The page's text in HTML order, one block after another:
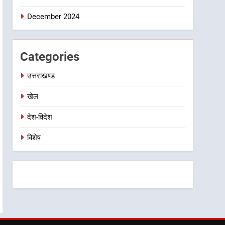
December 2024
Categories
उत्तराखण्ड
खेल
देश-विदेश
विशेष